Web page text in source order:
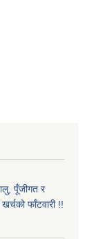
पूँजीगत र
फाँटवारी !!